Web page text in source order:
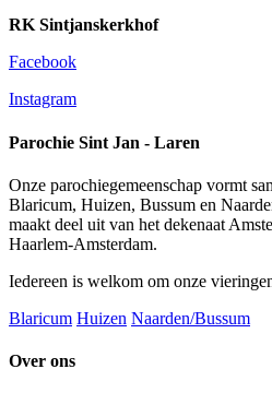
RK Sintjanskerkhof
Facebook
Instagram
Parochie Sint Jan - Laren
Onze parochiegemeenschap vormt
Blaricum, Huizen, Bussum en
maakt deel uit van het dekenaat
Haarlem-Amsterdam.
Iedereen is welkom om onze
Blaricum Huizen Naarden/Bussum
Over ons